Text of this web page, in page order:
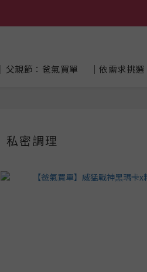
│父親節：爸氣買單 │依需求挑選
私密調理